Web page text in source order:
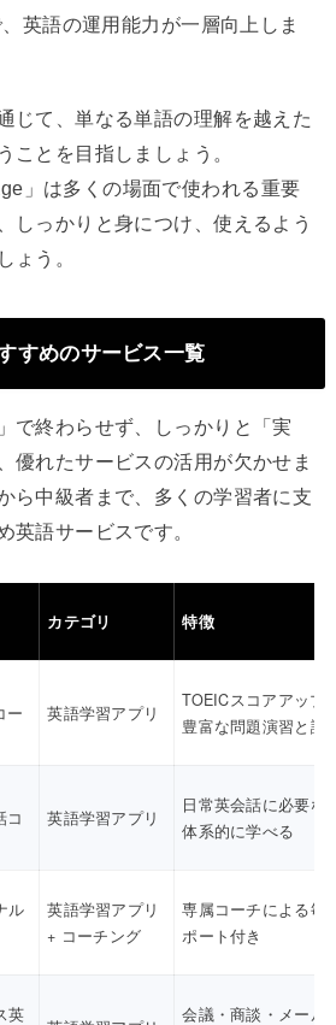
英語の運用能力が一層向上しま
じて、単なる単語の理解を越えた
ことを目指しましょう。
」は多くの場面で使われる重要
しっかりと身につけ、使えるよう
ょう。
すめのサービス一覧
で終わらせず、しっかりと「実
優れたサービスの活用が欠かせま
ら中級者まで、多くの学習者に支
英語サービスです。
カテゴリ 特徴
ー
英語学習アプリ
TOEICスコアアップ
豊富な問題演習と講
コ
英語学習アプリ
日常英会話に必要な
体系的に学べる
ル
英語学習アプリ
+ コーチング
専属コーチによる毎
ポート付き
英
会議・商談・メール